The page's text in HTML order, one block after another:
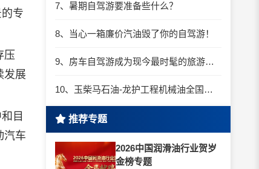
专
压
发展
目
汽车
7、暑期自驾游要准备些什么？
8、当心一箱廉价汽油毁了你的自驾游！
9、房车自驾游成为现今最时髦的旅游方式
10、玉柴马石油-龙护工程机械油全国招商丨卓越的品质，专业的品牌！
推荐专题
2026中国润滑油行业贺岁
金榜专题